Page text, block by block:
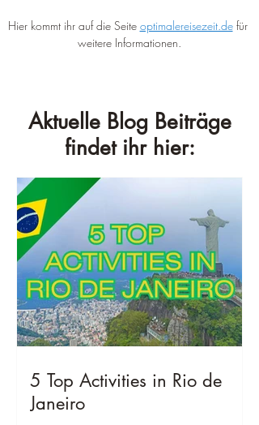
Hier kommt ihr auf die Seite optimalereisezeit.de für
weitere Informationen.
Aktuelle Blog Beiträge
findet ihr hier:
5 Top Activities in Rio de
Janeiro